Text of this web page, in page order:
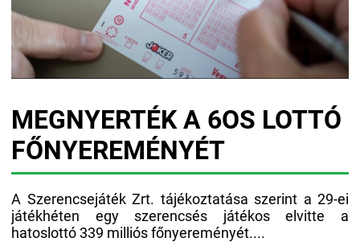
MEGNYERTÉK A 6OS LOTTÓ
FŐNYEREMÉNYÉT
A Szerencsejáték Zrt. tájékoztatása szerint a 29-ei
játékhéten egy szerencsés játékos elvitte a
hatoslottó 339 milliós főnyereményét....